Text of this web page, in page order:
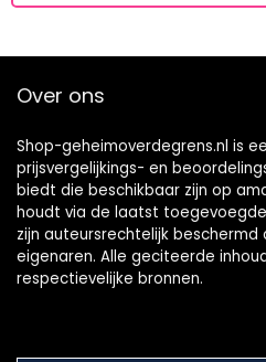
Over ons
Shop-geheimoverdegrens.nl is
prijsvergelijkings- en
biedt die beschikbaar zijn op
houdt via de laatst
zijn auteursrechtelijk
eigenaren. Alle geciteerde
respectievelijke bronnen.